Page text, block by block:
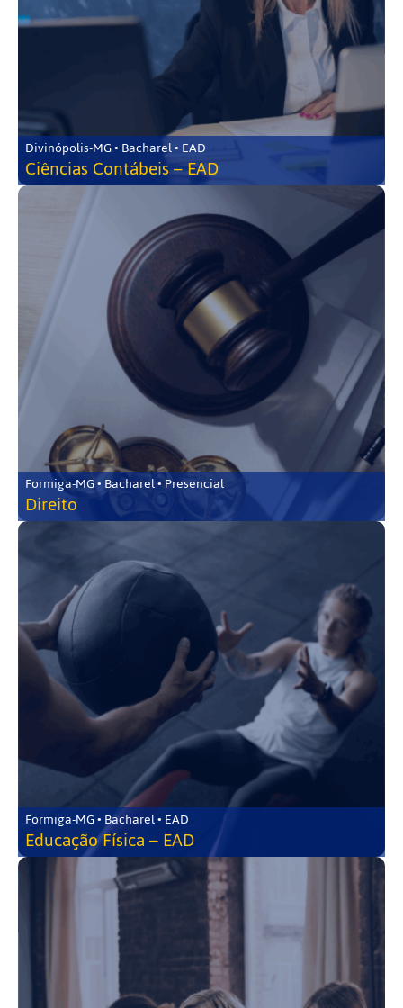
Divinópolis-MG • Bacharel • EAD
Ciências Contábeis – EAD
Formiga-MG • Bacharel • Presencial
Direito
Formiga-MG • Bacharel • EAD
Educação Física – EAD